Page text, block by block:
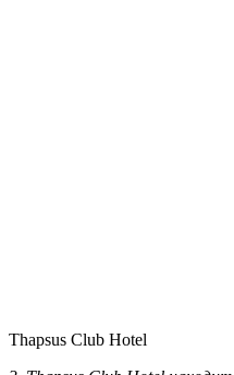
Thapsus Club Hotel